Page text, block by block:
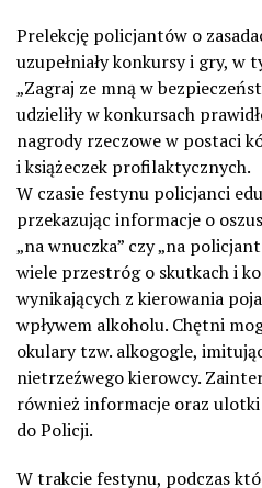
Prelekcję policjantów o
uzupełniały konkursy i gry, w
„Zagraj ze mną w
udzieliły w konkursach
nagrody rzeczowe w postaci
i książeczek profilaktycznych.
W czasie festynu policjanci
przekazując informacje o
„na wnuczka” czy „na
wiele przestróg o skutkach i
wynikających z kierowania
wpływem alkoholu. Chętni
okulary tzw. alkogogle,
nietrzeźwego kierowcy.
również informacje oraz
do Policji.
W trakcie festynu, podczas